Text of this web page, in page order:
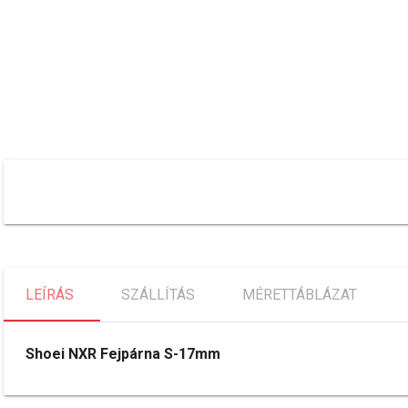
LEÍRÁS SZÁLLÍTÁS MÉRETTÁBLÁZAT
Shoei NXR Fejpárna S-17mm